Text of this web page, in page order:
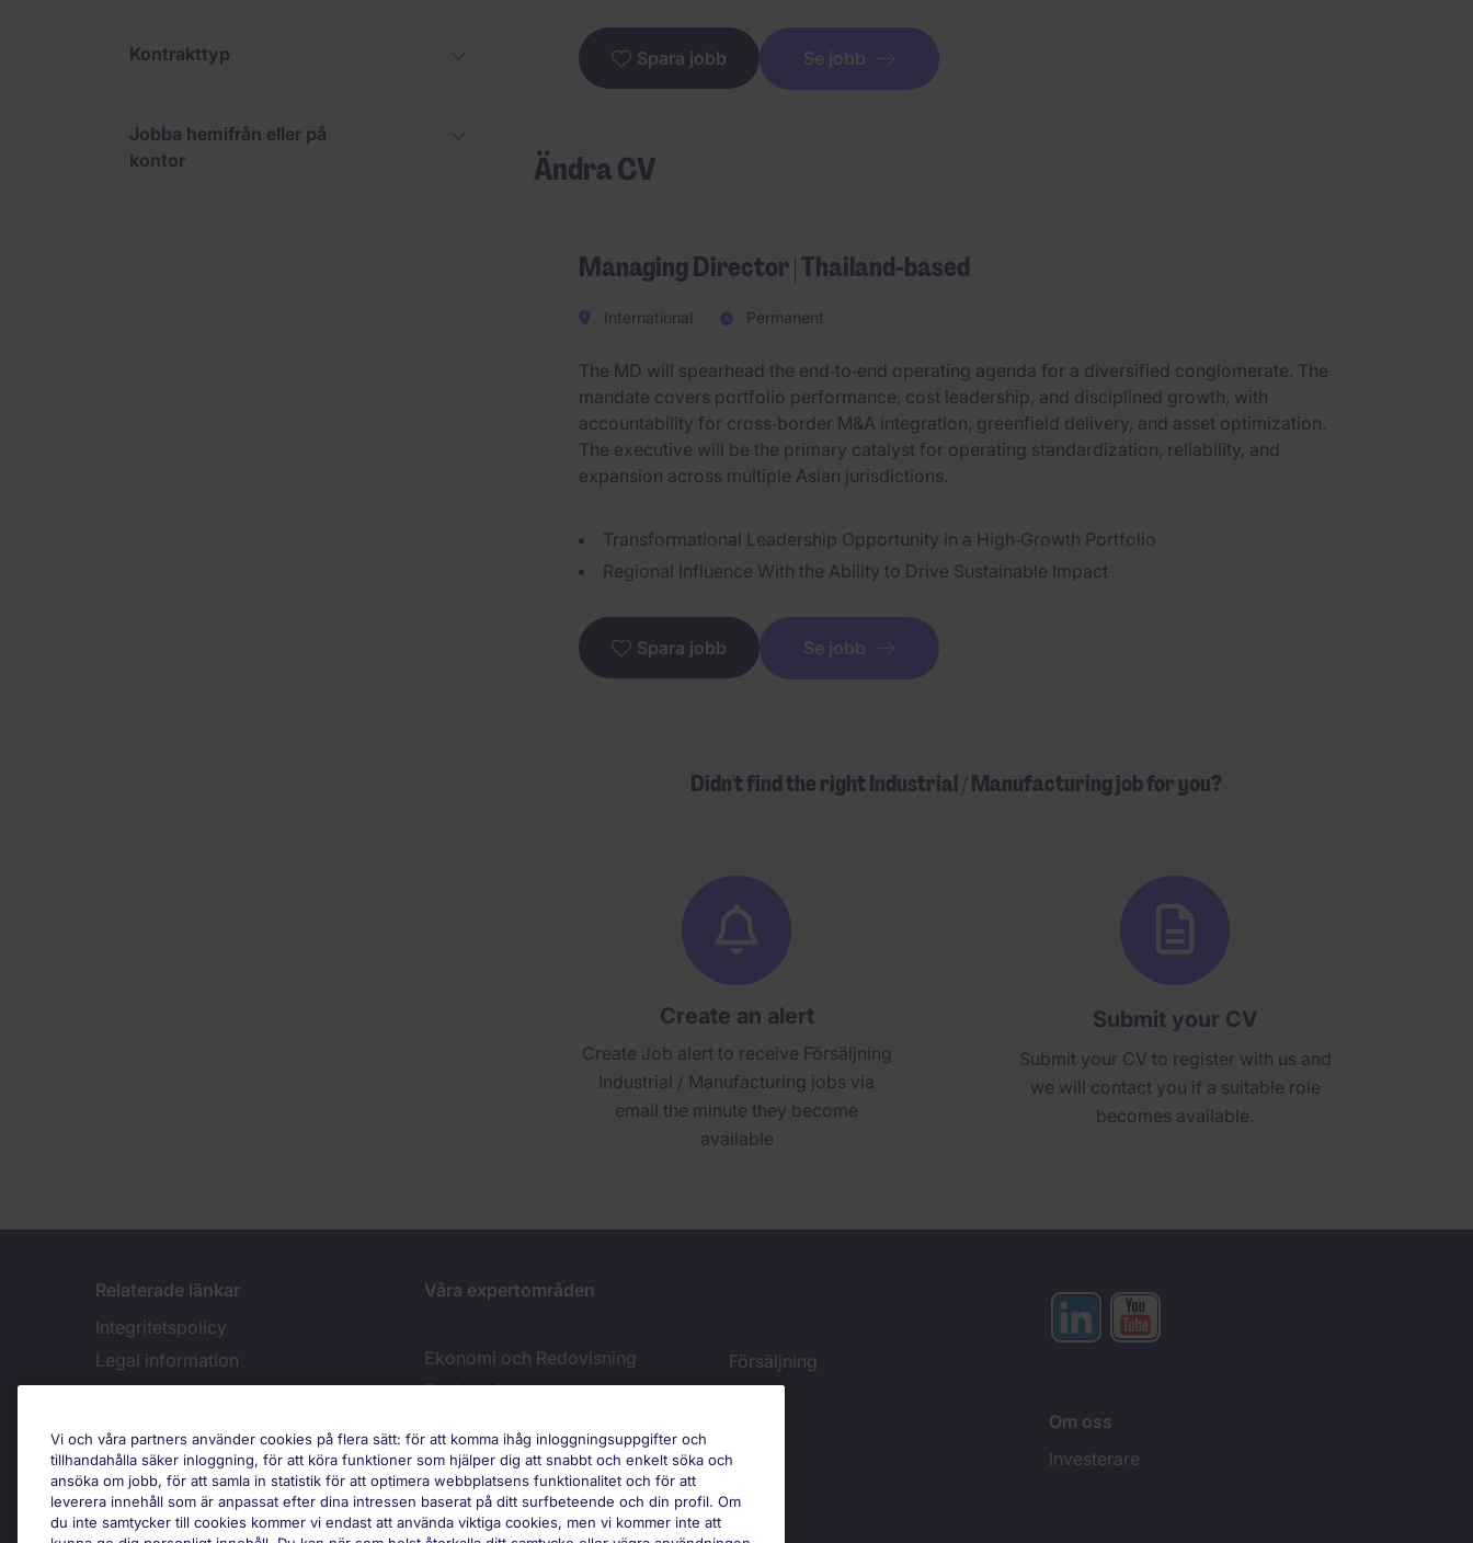
Kontrakttyp
Jobba hemifrån eller på
kontor
Spara jobb Se jobb
Ändra CV
Managing Director | Thailand-based
International Permanent
The MD will spearhead the end‑to‑end operating agenda for a diversified conglomerate. The
mandate covers portfolio performance, cost leadership, and disciplined growth, with
accountability for cross‑border M&A integration, greenfield delivery, and asset optimization.
The executive will be the primary catalyst for operating standardization, reliability, and
expansion across multiple Asian jurisdictions.
Transformational Leadership Opportunity in a High‑Growth Portfolio
Regional Influence With the Ability to Drive Sustainable Impact
Spara jobb Se jobb
Didn't find the right Industrial / Manufacturing job for you?
Create an alert
Create Job alert to receive Försäljning
Industrial / Manufacturing jobs via
email the minute they become
available
Submit your CV
Submit your CV to register with us and
we will contact you if a suitable role
becomes available.
Relaterade länkar
Integritetspolicy
Legal information
Tillgänglighet
Cookie policy
Dela din åsikt
Våra expertområden
Ekonomi och Redovisning
Engineering
Försäljning
Cookie-inställningar
Om oss
Investerare
Vi och våra partners använder cookies på flera sätt: för att komma ihåg inloggningsuppgifter och
tillhandahålla säker inloggning, för att köra funktioner som hjälper dig att snabbt och enkelt söka och
ansöka om jobb, för att samla in statistik för att optimera webbplatsens funktionalitet och för att
leverera innehåll som är anpassat efter dina intressen baserat på ditt surfbeteende och din profil. Om
du inte samtycker till cookies kommer vi endast att använda viktiga cookies, men vi kommer inte att